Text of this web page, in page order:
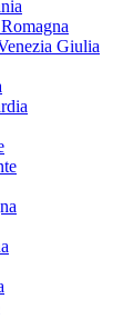
Giulia